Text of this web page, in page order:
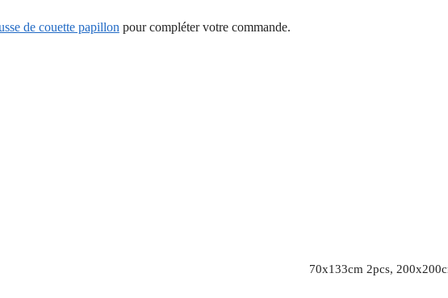
de couette papillon pour compléter votre commande.
70x133cm 2pcs,